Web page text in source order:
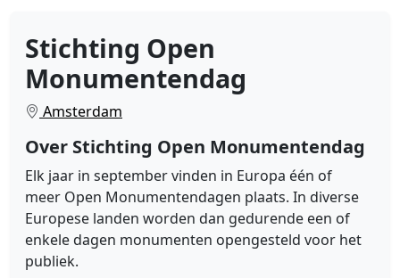
Stichting Open
Monumentendag
Amsterdam
Over Stichting Open Monumentendag
Elk jaar in septembervinden in Europa één of
meer Open Monumentendagen plaats. In diverse
Europese landen worden dan gedurende een of
enkele dagen monumenten opengesteld voor het
publiek.